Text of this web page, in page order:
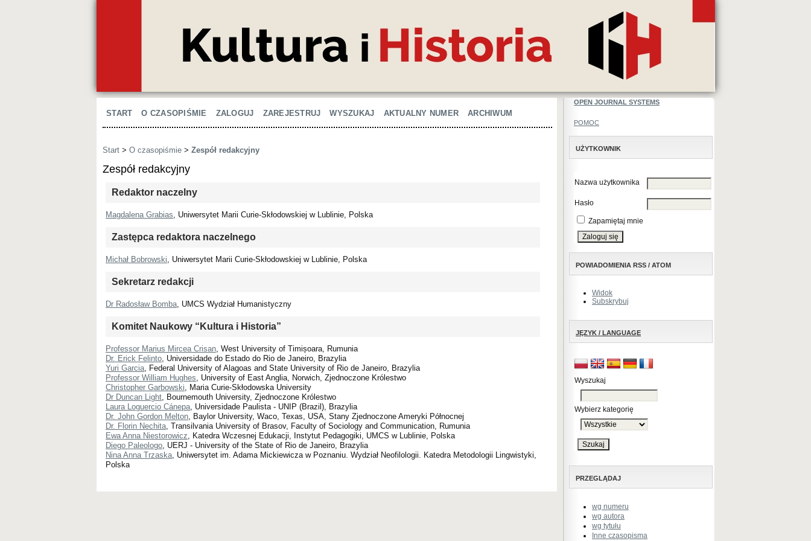
OPEN JOURNAL SYSTEMS
POMOC
UŻYTKOWNIK
Nazwa użytkownika
Hasło
Zapamiętaj mnie
POWIADOMIENIA RSS / ATOM
Widok
Subskrybuj
JĘZYK / LANGUAGE
Wyszukaj
Wybierz kategorię
PRZEGLĄDAJ
wg numeru
wg autora
wg tytułu
Inne czasopisma
START O CZASOPIŚMIE ZALOGUJ ZAREJESTRUJ WYSZUKAJ AKTUALNY NUMER ARCHIWUM
Start > O czasopiśmie > Zespół redakcyjny
Zespół redakcyjny
Redaktor naczelny
Magdalena Grabias, Uniwersytet Marii Curie-Skłodowskiej w Lublinie, Polska
Zastępca redaktora naczelnego
Michał Bobrowski, Uniwersytet Marii Curie-Skłodowskiej w Lublinie, Polska
Sekretarz redakcji
Dr Radosław Bomba, UMCS Wydział Humanistyczny
Komitet Naukowy “Kultura i Historia”
Professor Marius Mircea Crisan, West University of Timișoara, Rumunia
Dr. Erick Felinto, Universidade do Estado do Rio de Janeiro, Brazylia
Yuri Garcia, Federal University of Alagoas and State University of Rio de Janeiro, Brazylia
Professor William Hughes, University of East Anglia, Norwich, Zjednoczone Królestwo
Christopher Garbowski, Maria Curie-Skłodowska University
Dr Duncan Light, Bournemouth University, Zjednoczone Królestwo
Laura Loguercio Cánepa, Universidade Paulista - UNIP (Brazil), Brazylia
Dr. John Gordon Melton, Baylor University, Waco, Texas, USA, Stany Zjednoczone Ameryki Północnej
Dr. Florin Nechita, Transilvania University of Brasov, Faculty of Sociology and Communication, Rumunia
Ewa Anna Niestorowicz, Katedra Wczesnej Edukacji, Instytut Pedagogiki, UMCS w Lublinie, Polska
Diego Paleologo, UERJ - University of the State of Rio de Janeiro, Brazylia
Nina Anna Trzaska, Uniwersytet im. Adama Mickiewicza w Poznaniu. Wydział Neofilologii. Katedra Metodologii Lingwistyki,
Polska